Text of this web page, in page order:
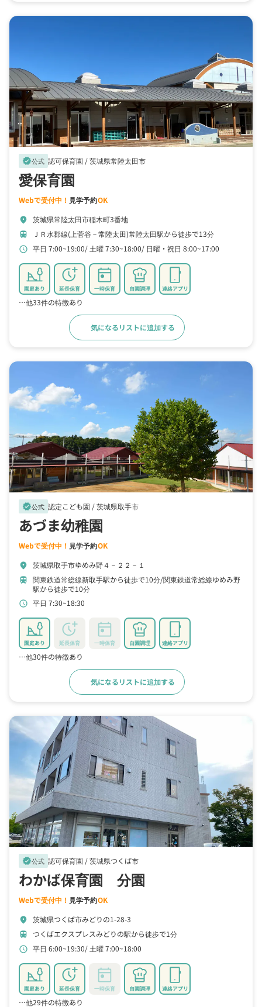
verified公式 認可保育園 /茨城県常陸太田市
愛保育園
Webで受付中！ 見学予約OK
location_on 茨城県常陸太田市稲木町3番地
train ＪＲ水郡線(上菅谷－常陸太田)常陸太田駅から徒歩で13分
schedule 平日 7:00~19:00 土曜 7:30~18:00 日曜・祝日 8:00~17:00
園庭あり 延長保育 一時保育 自園調理 連絡アプリ
…他33件の特徴あり
気になるリストに追加する
verified公式 認定こども園 /茨城県取手市
あづま幼稚園
Webで受付中！ 見学予約OK
location_on 茨城県取手市ゆめみ野４－２２－１
train 関東鉄道常総線新取手駅から徒歩で10分 関東鉄道常総線ゆめみ野
駅から徒歩で10分
schedule 平日 7:30~18:30
園庭あり 延長保育 一時保育 自園調理 連絡アプリ
…他30件の特徴あり
気になるリストに追加する
verified公式 認可保育園 /茨城県つくば市
わかば保育園 分園
Webで受付中！ 見学予約OK
location_on 茨城県つくば市みどりの1-28-3
train つくばエクスプレスみどりの駅から徒歩で1分
schedule 平日 6:00~19:30 土曜 7:00~18:00
園庭あり 延長保育 一時保育 自園調理 連絡アプリ
…他29件の特徴あり